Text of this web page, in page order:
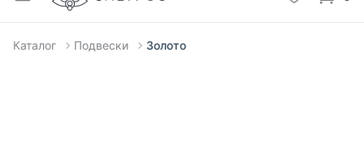
items
Каталог Подвески Золото